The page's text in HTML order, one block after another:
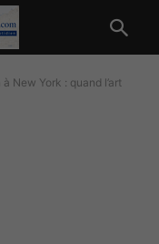
New York : quand l’art